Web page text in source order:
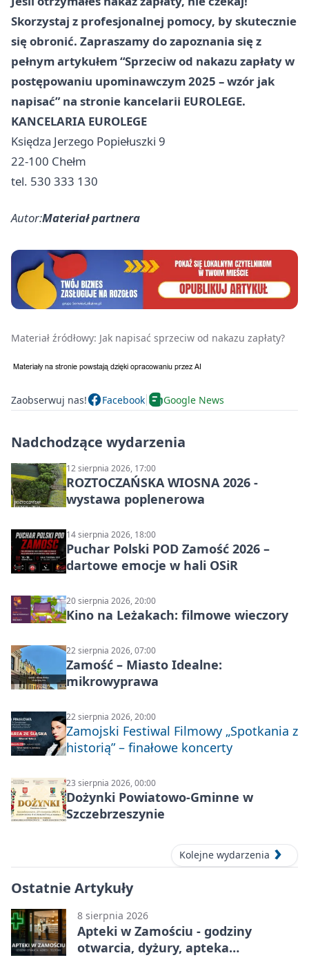
Skorzystaj z profesjonalnej pomocy, by skutecznie
się obronić. Zapraszamy do zapoznania się z
pełnym artykułem “Sprzeciw od nakazu zapłaty w
postępowaniu upominawczym 2025 – wzór jak
napisać” na stronie kancelarii EUROLEGE.
KANCELARIA EUROLEGE
Księdza Jerzego Popiełuszki 9
22-100 Chełm
tel. 530 333 130
Autor:Materiał partnera
Materiał źródłowy: Jak napisać sprzeciw od nakazu zapłaty?
Zaobserwuj nas! Facebook Google News
Nadchodzące wydarzenia
12 sierpnia 2026, 17:00
ROZTOCZAŃSKA WIOSNA 2026 -
wystawa poplenerowa
14 sierpnia 2026, 18:00
Puchar Polski POD Zamość 2026 –
dartowe emocje w hali OSiR
20 sierpnia 2026, 20:00
Kino na Leżakach: filmowe wieczory
22 sierpnia 2026, 07:00
Zamość – Miasto Idealne:
mikrowyprawa
22 sierpnia 2026, 20:00
Zamojski Festiwal Filmowy „Spotkania z
historią” – finałowe koncerty
23 sierpnia 2026, 00:00
Dożynki Powiatowo-Gminne w
Szczebrzeszynie
Kolejne wydarzenia
Ostatnie Artykuły
8 sierpnia 2026
Apteki w Zamościu - godziny
otwarcia, dyżury, apteka